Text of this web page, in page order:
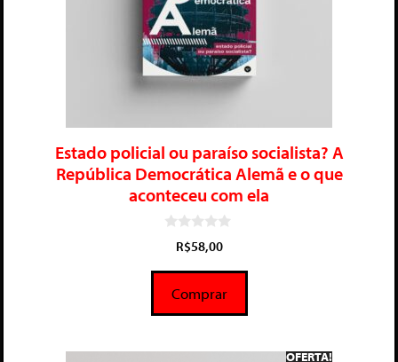
Estado policial ou paraíso socialista? A
República Democrática Alemã e o que
aconteceu com ela
5
R$58,00
Comprar
OFERTA!